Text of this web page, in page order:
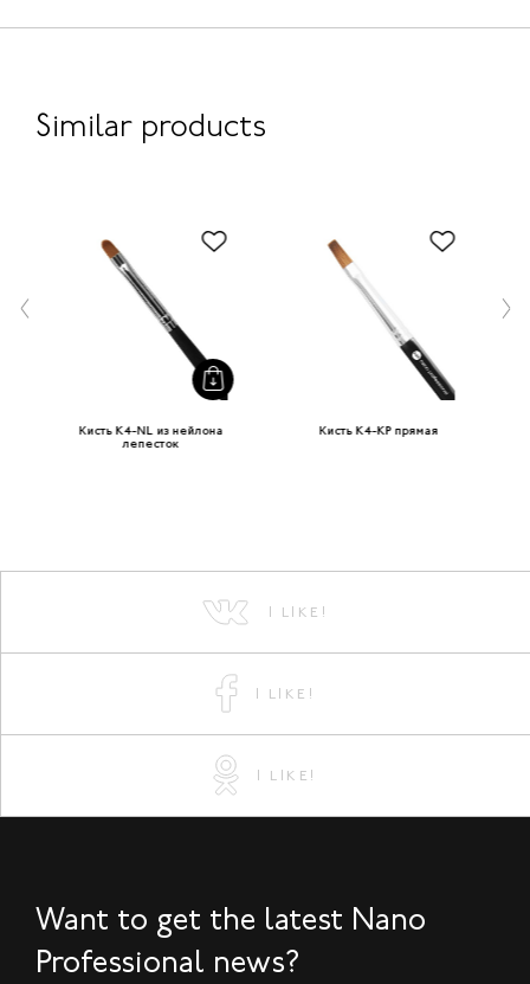
Similar products
Кисть K4-NL из нейлона
лепесток
Кисть K4-KP прямая
I LIKE!
I LIKE!
I LIKE!
Want to get the latest Nano
Professional news?